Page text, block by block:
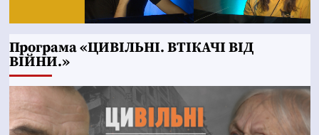
Програма «ЦИВІЛЬНІ. ВТІКАЧІ ВІД
ВІЙНИ.»